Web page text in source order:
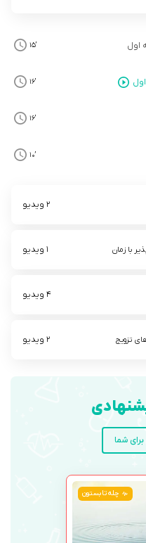
اول ’15
’16
’16
’10
2 ویدیو
با زمان 1 ویدیو
4 ویدیو
تزویج 2 ویدیو
شما
چله تابستون